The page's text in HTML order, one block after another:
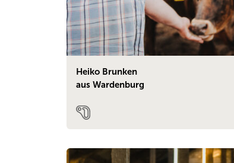
Heiko Brunken
aus Wardenburg